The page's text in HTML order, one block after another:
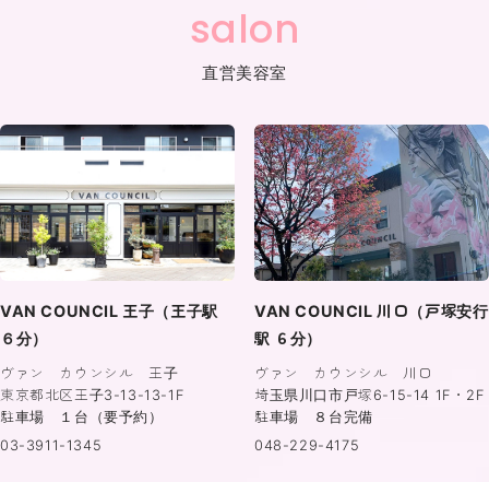
salon
直営美容室
VAN COUNCIL 王子（王子駅
６分）
ヴァン カウンシル 王子
東京都北区王子3-13-13-1F
駐車場 １台（要予約）
03-3911-1345
VAN COUNCIL 川口（戸塚安行
駅 ６分）
ヴァン カウンシル 川口
埼玉県川口市戸塚6-15-14 1F・2F
駐車場 ８台完備
048-229-4175